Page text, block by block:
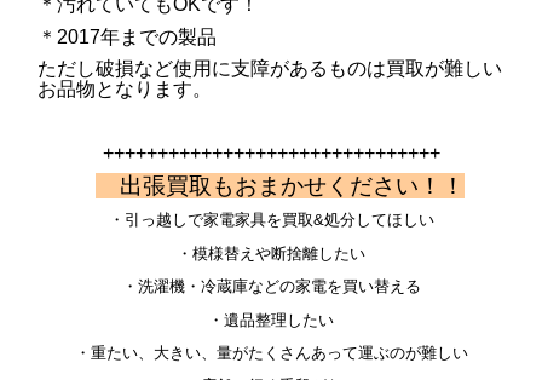
＊汚れていてもOKです！
＊2017年までの製品
ただし破損など使用に支障があるものは買取が難しい
お品物となります。
+++++++++++++++++++++++++++++++
出張買取もおまかせください！！
・引っ越しで家電家具を買取&処分してほしい
・模様替えや断捨離したい
・洗濯機・冷蔵庫などの家電を買い替える
・遺品整理したい
・重たい、大きい、量がたくさんあって運ぶのが難しい